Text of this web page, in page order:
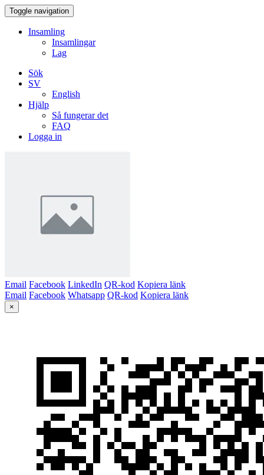
Toggle navigation
Insamling
Insamlingar
Lag
Sök
SV
English
Hjälp
Så fungerar det
FAQ
Logga in
Email Facebook LinkedIn QR-kod Kopiera länk
Email Facebook Whatsapp QR-kod Kopiera länk
×